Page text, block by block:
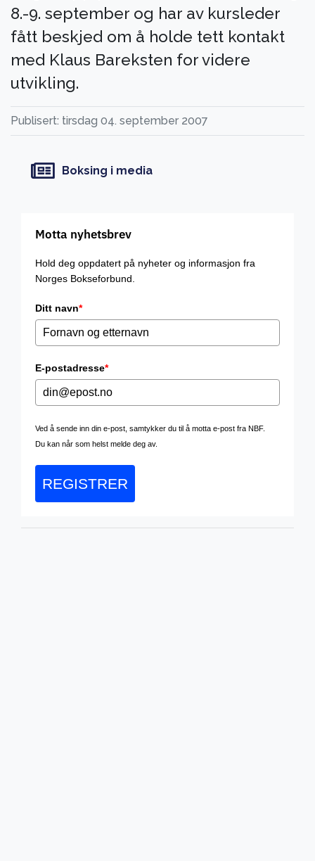
8.-9. september og har av kursleder
fått beskjed om å holde tett kontakt
med Klaus Bareksten for videre
utvikling.
Publisert: tirsdag 04. september 2007
Boksing i media
Motta nyhetsbrev
Hold deg oppdatert på nyheter og informasjon fra
Norges Bokseforbund.
Ditt navn*
E-postadresse*
Ved å sende inn din e-post, samtykker du til å motta e-post fra NBF.
Du kan når som helst melde deg av.
REGISTRER